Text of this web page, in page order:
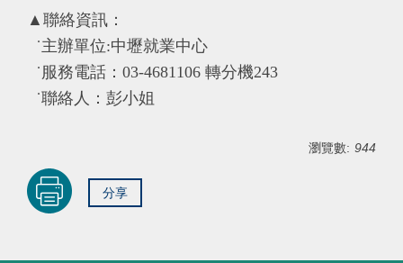
▲聯絡資訊：
˙主辦單位:中壢就業中心
˙服務電話：03-4681106 轉分機243
˙聯絡人：彭小姐
瀏覽數: 944
分享